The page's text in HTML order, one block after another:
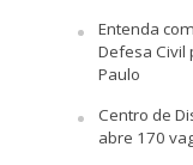
Entenda
Defesa Civil
Paulo
Centro de
abre 170